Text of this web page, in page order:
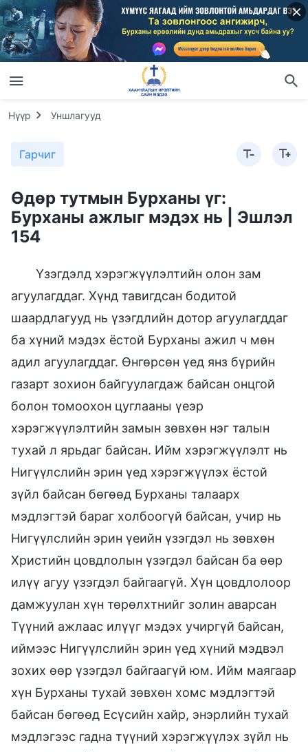
Нүүр Уншлагууд
Гарчиг
Өдөр тутмын Бурханы үг:
Бурханы ажлыг мэдэх нь | Эшлэл
154
Үзэгдэлд хэрэгжүүлэлтийн олон зам
агуулагддаг. Хүнд тавигдсан бодитой
шаардлагууд нь үзэгдлийн дотор агуулагддаг
ба хүний мэдэх ёстой Бурханы ажил ч мөн
адил агуулагддаг. Өнгөрсөн үед янз бүрийн
газарт зохион байгуулагдаж байсан онцгой
болон томоохон цуглааны үеэр
хэрэгжүүлэлтийн замын зөвхөн нэг талын
тухай л ярьдаг байсан. Ийм хэрэгжүүлэлт нь
Нигүүлслийн эрин үед хэрэгжүүлэх ёстой
зүйл байсан бөгөөд Бурханы талаарх
мэдлэгтэй бараг холбоогүй байсан, учир нь
Нигүүлслийн эрин үеийн үзэгдэл нь зөвхөн
Христийн цовдлолын үзэгдэл байсан ба өөр
илүү агуу үзэгдэл байгаагүй. Хүн цовдлолоор
дамжуулан хүн төрөлхтнийг золин аварсан
Түүний ажлаас илүүг мэдэх учиргүй байсан,
иймээс Нигүүлслийн эрин үед хүний мэдвэл
зохих өөр үзэгдэл байгаагүй юм. Ийм маягаар
хүн Бурханы тухай зөвхөн хомс мэдлэгтэй
байсан бөгөөд Есүсийн хайр, энэрлийн тухай
мэдлэгээс гадна түүний хэрэгжүүлэх зүйл нь